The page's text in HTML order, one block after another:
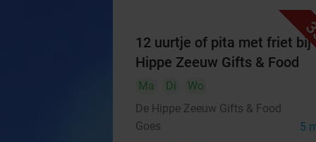
12 uurtje of pita met friet bij
Hippe Zeeuw Gifts & Food
Ma Di
Wo
De Hippe Zeeuw Gifts & Food
Goes 5